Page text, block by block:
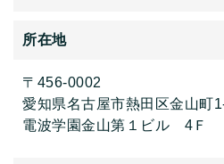
所在地
〒456-0002
愛知県名古屋市熱田区金山町
電波学園金山第１ビル 4Ｆ